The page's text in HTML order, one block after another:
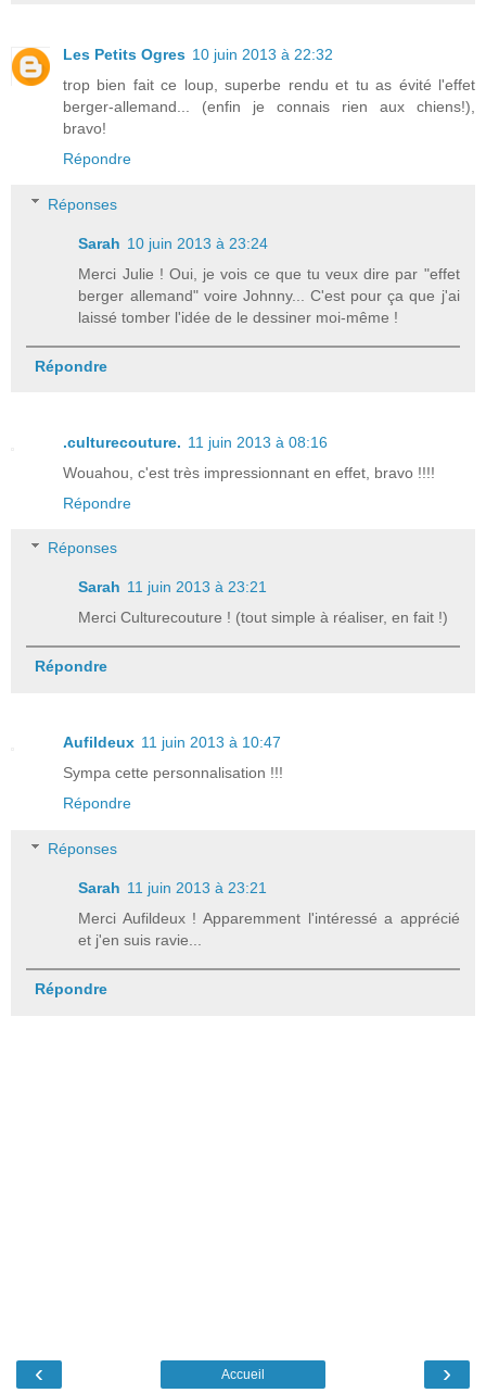
Les Petits Ogres 10 juin 2013 à 22:32
trop bien fait ce loup, superbe rendu et tu as évité l'effet
berger-allemand... (enfin je connais rien aux chiens!),
bravo!
Répondre
Réponses
Sarah 10 juin 2013 à 23:24
Merci Julie ! Oui, je vois ce que tu veux dire par "effet
berger allemand" voire Johnny... C'est pour ça que j'ai
laissé tomber l'idée de le dessiner moi-même !
Répondre
.culturecouture. 11 juin 2013 à 08:16
Wouahou, c'est très impressionnant en effet, bravo !!!!
Répondre
Réponses
Sarah 11 juin 2013 à 23:21
Merci Culturecouture ! (tout simple à réaliser, en fait !)
Répondre
Aufildeux 11 juin 2013 à 10:47
Sympa cette personnalisation !!!
Répondre
Réponses
Sarah 11 juin 2013 à 23:21
Merci Aufildeux ! Apparemment l'intéressé a apprécié
et j'en suis ravie...
Répondre
‹ ›
Accueil